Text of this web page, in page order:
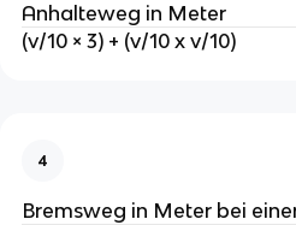
Anhalteweg in Meter
(v/10 × 3) + (v/10 x v/10)
4
Bremsweg in Meter bei